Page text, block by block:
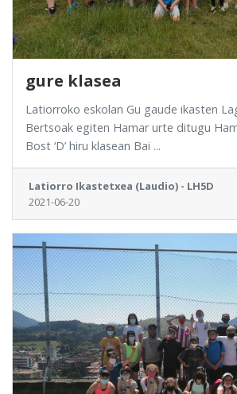
gure klasea
Latiorroko eskolan Gu gaude ikasten
Bertsoak egiten Hamar urte ditugu
Bost ‘D’ hiru klasean Bai ...
Latiorro Ikastetxea (Laudio) - LH5D
2021-06-20